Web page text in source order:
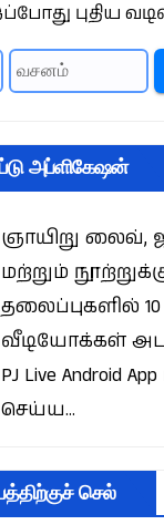
புதிய
அப்ளிகேஷன்
ஞாயிறு லைவ்,
மற்றும்
தலைப்புகளில்
வீடியோக்கள்
PJ Live Android
செய்ய...
செல்